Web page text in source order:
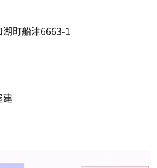
町船津6663-1
建